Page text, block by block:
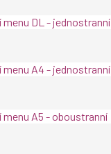
menu DL - jednostranní
menu A4 - jednostranní
menu A5 - oboustranní